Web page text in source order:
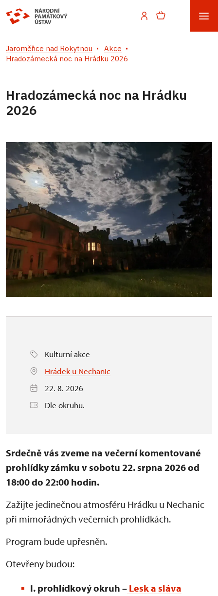
Jaroměřice nad Rokytnou
Akce
Hradozámecká noc na Hrádku 2026
Hradozámecká noc na Hrádku
2026
Kulturní akce
Hrádek u Nechanic
22. 8. 2026
Dle okruhu.
Srdečně vás zveme na večerní komentované
prohlídky zámku v sobotu 22. srpna 2026 od
18:00 do 22:00 hodin.
Zažijte jedinečnou atmosféru Hrádku u Nechanic
při mimořádných večerních prohlídkách.
Program bude upřesněn.
Otevřeny budou:
I. prohlídkový okruh – Lesk a sláva